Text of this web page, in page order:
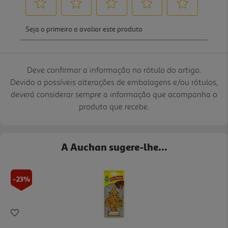
Deve confirmar a informação no rótulo do artigo.
Devido a possíveis alterações de embalagens e/ou rótulos,
deverá considerar sempre a informação que acompanha o
produto que recebe.
A Auchan sugere-lhe...
-23%